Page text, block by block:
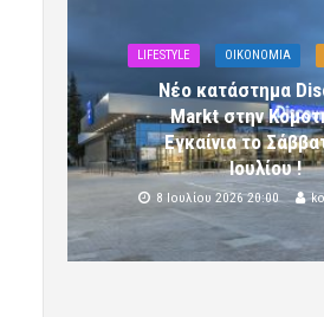
LIFESTYLE OIKONOMIA
Νέο κατάστημα
Markt στην
Εγκαίνια το
Ιουλίου !
8 Ιουλίου 2026 20:00